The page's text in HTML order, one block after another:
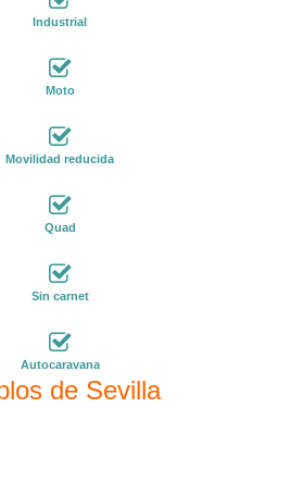
Industrial
Moto
Movilidad reducida
Quad
Sin carnet
Autocaravana
de Sevilla